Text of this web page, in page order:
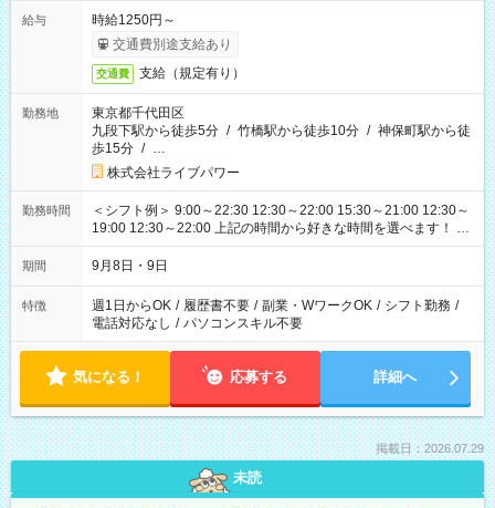
給与
時給1250円～
交通費別途支給あり
交通費 支給（規定有り）
勤務地
東京都千代田区
九段下駅から徒歩5分 / 竹橋駅から徒歩10分 / 神保町駅から徒
歩15分 / …
株式会社ライブパワー
勤務時間
＜シフト例＞ 9:00～22:30 12:30～22:00 15:30～21:00 12:30～
19:00 12:30～22:00 上記の時間から好きな時間を選べます！ ※
時間は変更となる可能性があります
期間 9月8日・9日
特徴 週1日からOK / 履歴書不要 / 副業・WワークOK / シフト勤務 /
電話対応なし / パソコンスキル不要
気になる！ 応募する 詳細へ
掲載日：2026.07.29
未読